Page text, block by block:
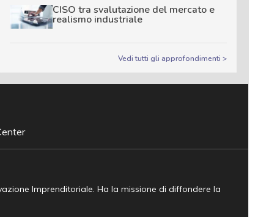
CISO tra svalutazione del mercato e
realismo industriale
Vedi tutti gli approfondimenti >
Imprenditoriale. Ha la missione di diffondere la